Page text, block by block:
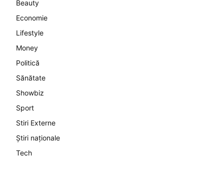
Beauty
Economie
Lifestyle
Money
Politică
Sănătate
Showbiz
Sport
Stiri Externe
Știri naționale
Tech